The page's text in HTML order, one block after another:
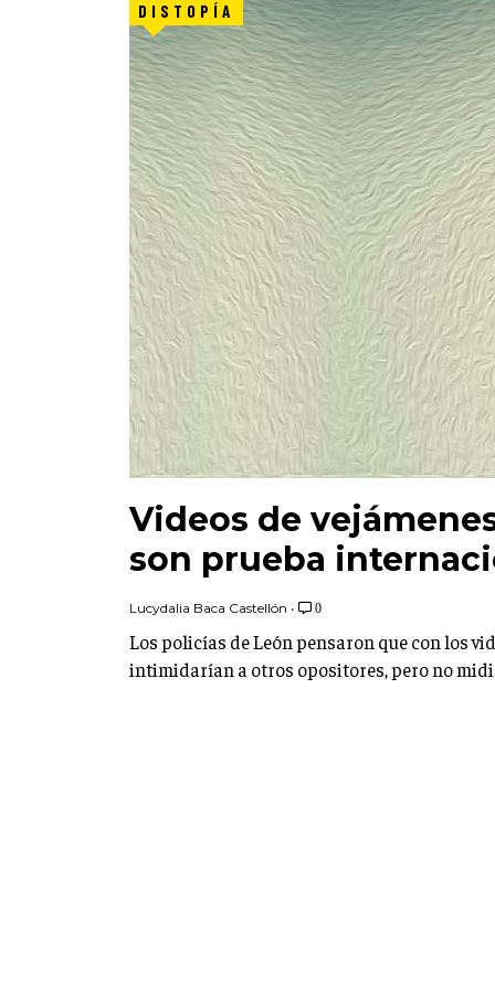
DISTOPÍA
Videos de
son prueba
Lucydalia Baca Castellón • 0
Los policías de León pensaron que con los
intimidarían a otros opositores, pero no